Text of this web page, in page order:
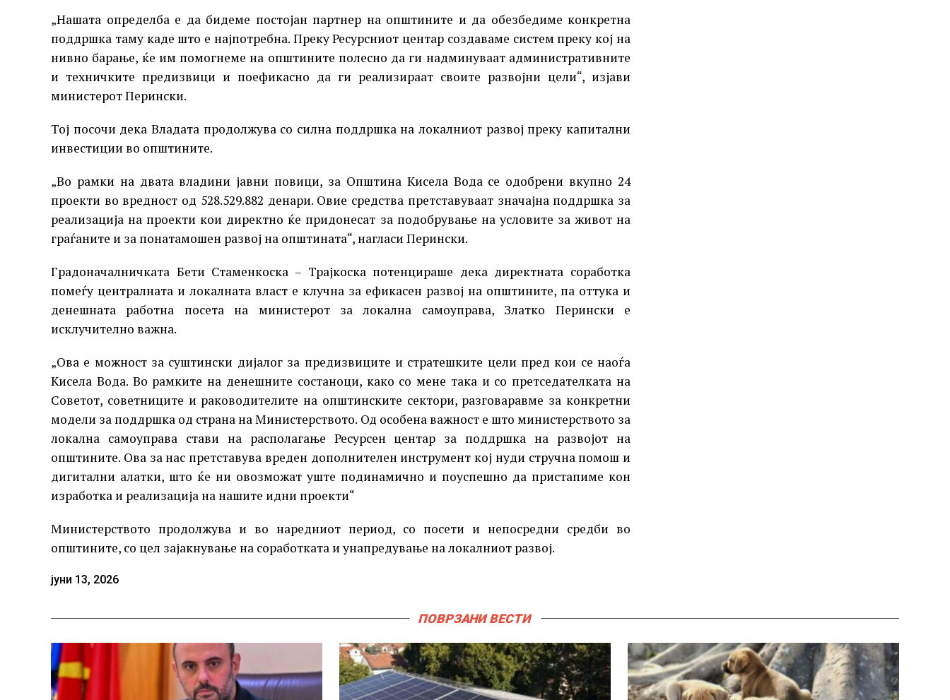
„Нашата определба е да бидеме постојан партнер на општините и да обезбедиме конкретна
поддршка таму каде што е најпотребна. Преку Ресурсниот центар создаваме систем преку кој на
нивно барање, ќе им помогнеме на општините полесно да ги надминуваат административните
и техничките предизвици и поефикасно да ги реализираат своите развојни цели“, изјави
министерот Перински.
Тој посочи дека Владата продолжува со силна поддршка на локалниот развој преку капитални
инвестиции во општините.
„Во рамки на двата владини јавни повици, за Општина Кисела Вода се одобрени вкупно 24
проекти во вредност од 528.529.882 денари. Овие средства претставуваат значајна поддршка за
реализација на проекти кои директно ќе придонесат за подобрување на условите за живот на
граѓаните и за понатамошен развој на општината“, нагласи Перински.
Градоначалничката Бети Стаменкоска – Трајкоска потенцираше дека директната соработка
помеѓу централната и локалната власт е клучна за ефикасен развој на општините, па оттука и
денешната работна посета на министерот за локална самоуправа, Златко Перински е
исклучително важна.
„Ова е можност за суштински дијалог за предизвиците и стратешките цели пред кои се наоѓа
Кисела Вода. Во рамките на денешните состаноци, како со мене така и со претседателката на
Советот, советниците и раководителите на општинските сектори, разговаравме за конкретни
модели за поддршка од страна на Министерството. Од особена важност е што министерството за
локална самоуправа стави на располагање Ресурсен центар за поддршка на развојот на
општините. Ова за нас претставува вреден дополнителен инструмент кој нуди стручна помош и
дигитални алатки, што ќе ни овозможат уште подинамично и поуспешно да пристапиме кон
изработка и реализација на нашите идни проекти“
Министерството продолжува и во наредниот период, со посети и непосредни средби во
општините, со цел зајакнување на соработката и унапредување на локалниот развој.
јуни 13, 2026
ПОВРЗАНИ ВЕСТИ